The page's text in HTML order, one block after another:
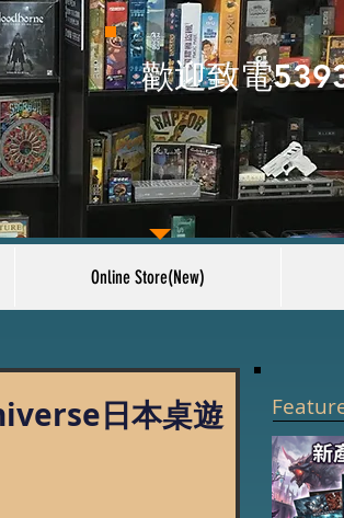
歡迎致電
Online Store(New)
日本桌遊